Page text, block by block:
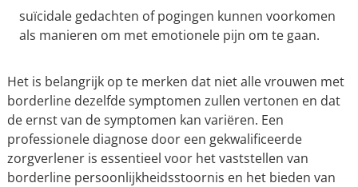
suïcidale gedachten of pogingen kunnen voorkomen
als manieren om met emotionele pijn om te gaan.
Het is belangrijk op te merken dat niet alle vrouwen met
borderline dezelfde symptomen zullen vertonen en dat
de ernst van de symptomen kan variëren. Een
professionele diagnose door een gekwalificeerde
zorgverlener is essentieel voor het vaststellen van
borderline persoonlijkheidsstoornis en het bieden van